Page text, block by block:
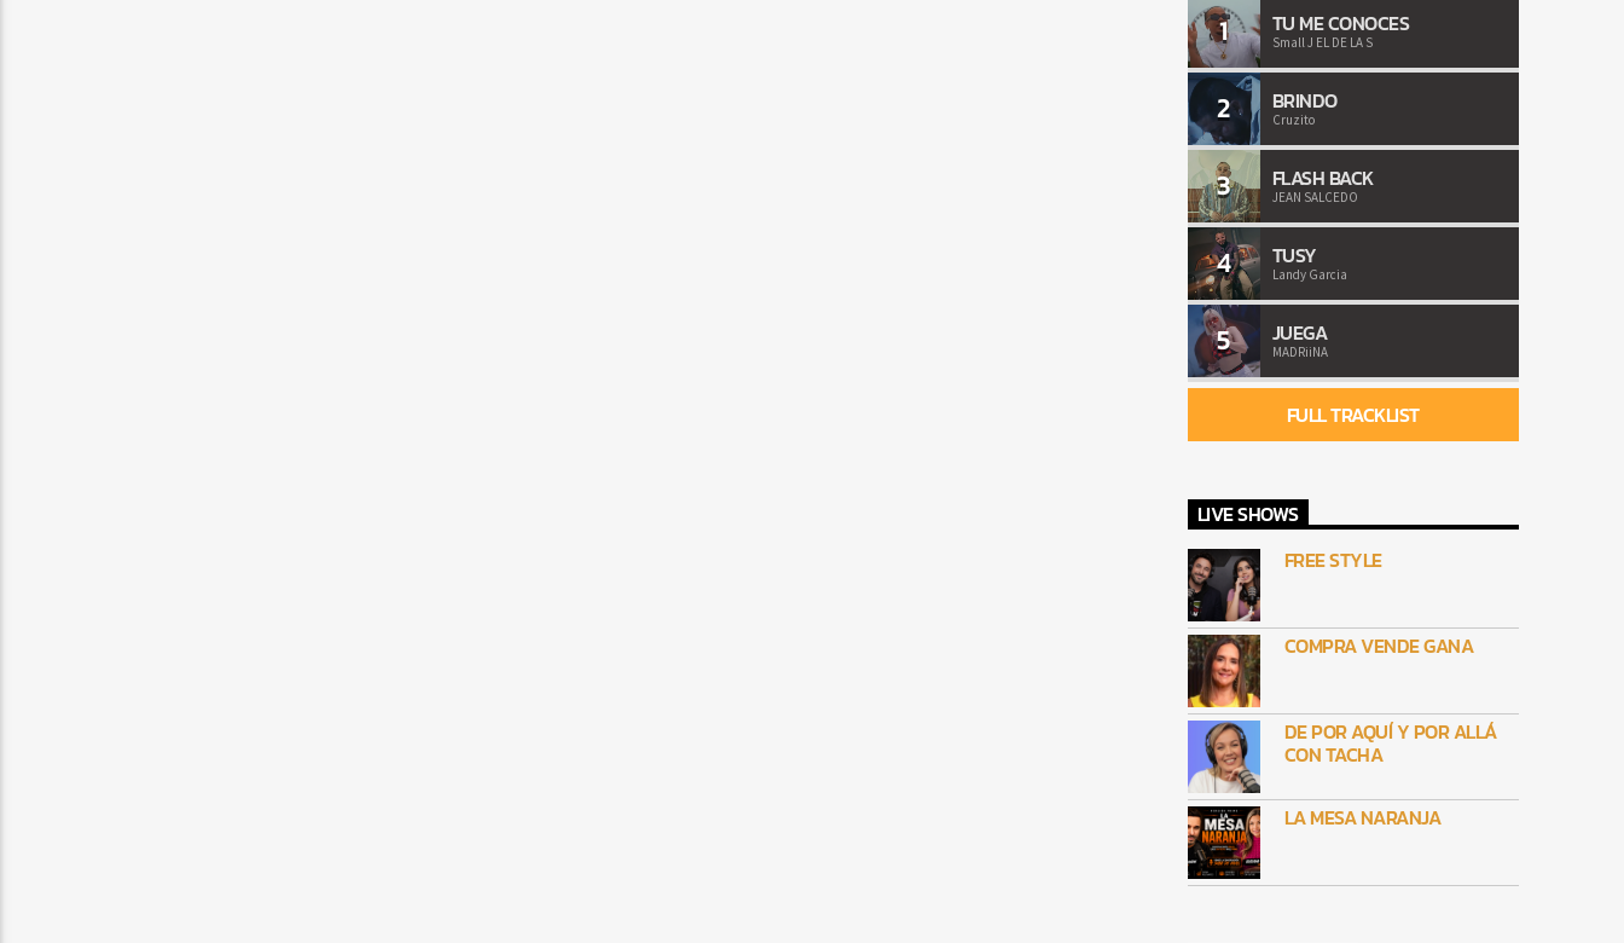
1 TU ME CONOCES
Small J EL DE LA S
2 BRINDO
Cruzito
3 FLASH BACK
JEAN SALCEDO
4 TUSY
Landy Garcia
5 JUEGA
MADRiiNA
FULL TRACKLIST
LIVE SHOWS
FREE STYLE
COMPRA VENDE GANA
DE POR AQUÍ Y POR ALLÁ
CON TACHA
LA MESA NARANJA